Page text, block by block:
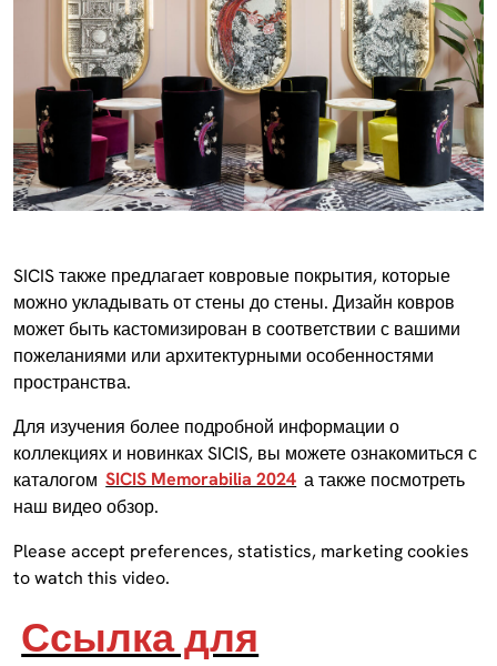
SICIS также предлагает ковровые покрытия, которые
можно укладывать от стены до стены. Дизайн ковров
может быть кастомизирован в соответствии с вашими
пожеланиями или архитектурными особенностями
пространства.
Для изучения более подробной информации о
коллекциях и новинках SICIS, вы можете ознакомиться с
каталогом SICIS Memorabilia 2024 а также посмотреть
наш видео обзор.
Please accept preferences, statistics, marketingcookies
to watch this video.
Ссылка для